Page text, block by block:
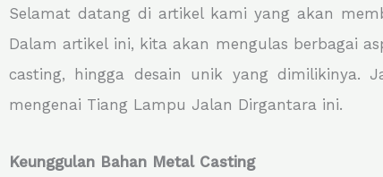
Selamat datang di artikel kami yang akan
Dalam artikel ini, kita akan mengulas berbagai
casting, hingga desain unik yang dimilikinya.
mengenai Tiang Lampu Jalan Dirgantara ini.
Keunggulan Bahan Metal Casting